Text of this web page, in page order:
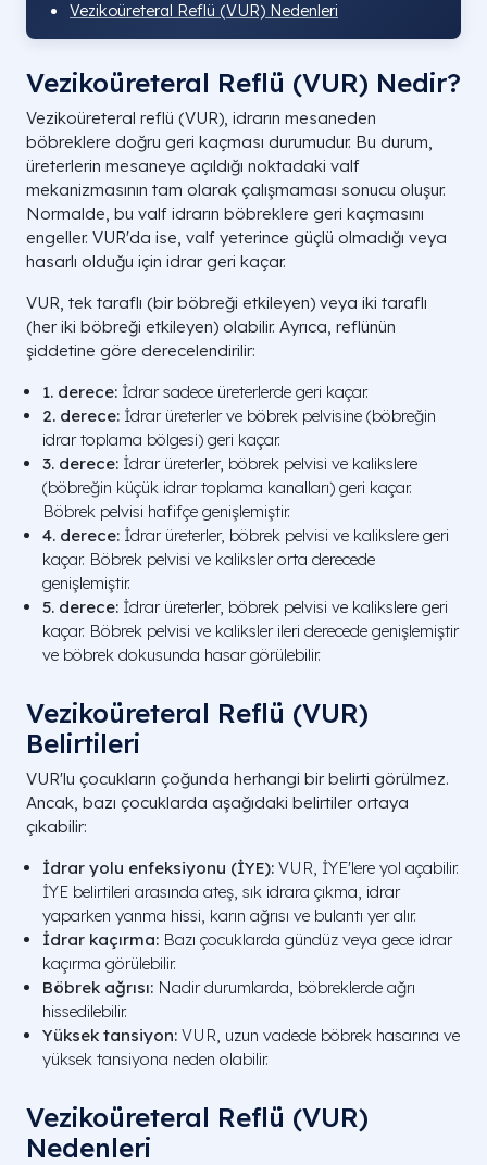
Vezikoüreteral Reflü (VUR) Nedenleri
Vezikoüreteral Reflü (VUR) Nedir?
Vezikoüreteral reflü (VUR), idrarın mesaneden
böbreklere doğru geri kaçması durumudur. Bu durum,
üreterlerin mesaneye açıldığı noktadaki valf
mekanizmasının tam olarak çalışmaması sonucu oluşur.
Normalde, bu valf idrarın böbreklere geri kaçmasını
engeller. VUR'da ise, valf yeterince güçlü olmadığı veya
hasarlı olduğu için idrar geri kaçar.
VUR, tek taraflı (bir böbreği etkileyen) veya iki taraflı
(her iki böbreği etkileyen) olabilir. Ayrıca, reflünün
şiddetine göre derecelendirilir:
1. derece: İdrar sadece üreterlerde geri kaçar.
2. derece: İdrar üreterler ve böbrek pelvisine (böbreğin
idrar toplama bölgesi) geri kaçar.
3. derece: İdrar üreterler, böbrek pelvisi ve kalikslere
(böbreğin küçük idrar toplama kanalları) geri kaçar.
Böbrek pelvisi hafifçe genişlemiştir.
4. derece: İdrar üreterler, böbrek pelvisi ve kalikslere geri
kaçar. Böbrek pelvisi ve kaliksler orta derecede
genişlemiştir.
5. derece: İdrar üreterler, böbrek pelvisi ve kalikslere geri
kaçar. Böbrek pelvisi ve kaliksler ileri derecede genişlemiştir
ve böbrek dokusunda hasar görülebilir.
Vezikoüreteral Reflü (VUR)
Belirtileri
VUR'lu çocukların çoğunda herhangi bir belirti görülmez.
Ancak, bazı çocuklarda aşağıdaki belirtiler ortaya
çıkabilir:
İdrar yolu enfeksiyonu (İYE): VUR, İYE'lere yol açabilir.
İYE belirtileri arasında ateş, sık idrara çıkma, idrar
yaparken yanma hissi, karın ağrısı ve bulantı yer alır.
İdrar kaçırma: Bazı çocuklarda gündüz veya gece idrar
kaçırma görülebilir.
Böbrek ağrısı: Nadir durumlarda, böbreklerde ağrı
hissedilebilir.
Yüksek tansiyon: VUR, uzun vadede böbrek hasarına ve
yüksek tansiyona neden olabilir.
Vezikoüreteral Reflü (VUR)
Nedenleri